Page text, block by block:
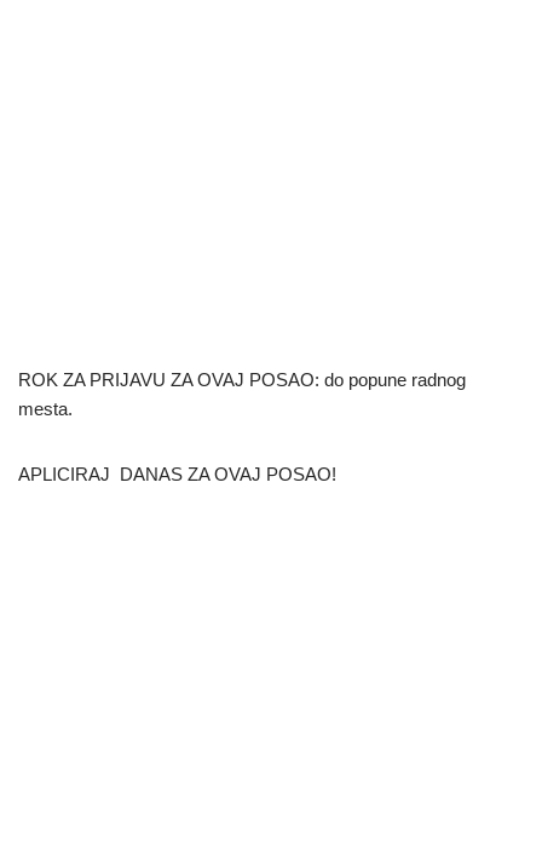
ROK ZA PRIJAVU ZA OVAJ POSAO: do popune radnog
mesta.
APLICIRAJ DANAS ZA OVAJ POSAO!